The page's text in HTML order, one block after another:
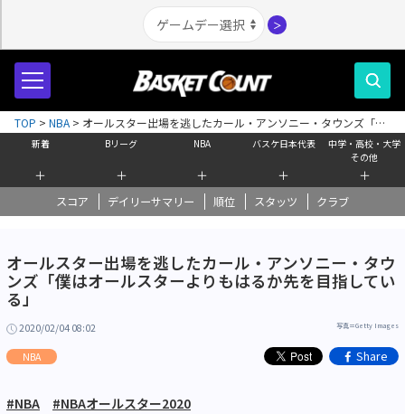
＞
新着
＋
Bリーグ
＋
NBA
＋
バスケ日本代表
＋
中学・高校・大学
その他
＋
スコア デイリーサマリー 順位 スタッツ クラブ
TOP > NBA > オールスター出場を逃したカール・アンソニー・タウンズ「僕
はオールスターよりもはるか先を目指している」
オールスター出場を逃したカール・アンソニー・タウ
ンズ「僕はオールスターよりもはるか先を目指してい
る」
2020/02/04 08:02 写真＝Getty Images
NBA Share
#NBA
#NBAオールスター2020